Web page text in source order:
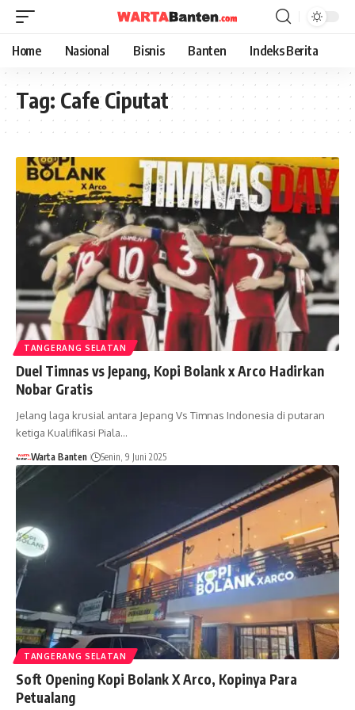
Home Nasional Bisnis Banten Indeks Berita
Tag: Cafe Ciputat
TANGERANG SELATAN
Duel Timnas vs Jepang, Kopi Bolank x Arco Hadirkan
Nobar Gratis
Jelang laga krusial antara Jepang Vs Timnas Indonesia di putaran
ketiga Kualifikasi Piala…
Warta Banten Senin, 9 Juni 2025
TANGERANG SELATAN
Soft Opening Kopi Bolank X Arco, Kopinya Para
Petualang